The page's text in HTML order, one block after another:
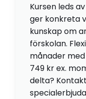
Kursen leds
ger konkreta
kunskap om
förskolan.
månader
749 kr ex.
delta?